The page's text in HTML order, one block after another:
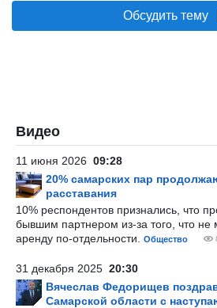
Обсудить тему
Видео
11 июня 2026 09:28
20% самарских пар
расставания
10% респондентов признались, что
бывшим партнером из-за того, что не
аренду по-отдельности.
Общество
31 декабря 2025 20:30
Вячеслав Федорищев
Самарской области с